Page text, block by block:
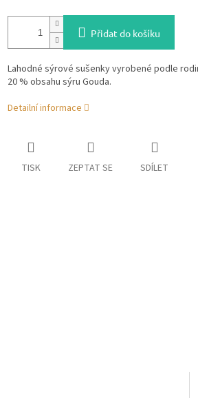
Přidat do košíku
Lahodné sýrové sušenky vyrobené podle
20 % obsahu sýru Gouda.
Detailní informace
TISK ZEPTAT SE SDÍLET